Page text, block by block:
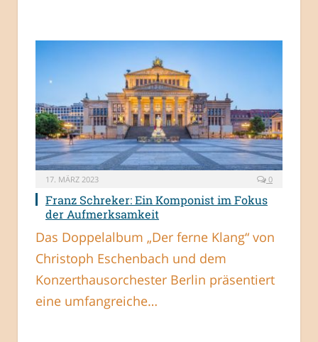
17. MÄRZ 2023 0
Franz Schreker: Ein Komponist im Fokus
der Aufmerksamkeit
Das Doppelalbum „Der ferne Klang“ von
Christoph Eschenbach und dem
Konzerthausorchester Berlin präsentiert
eine umfangreiche…